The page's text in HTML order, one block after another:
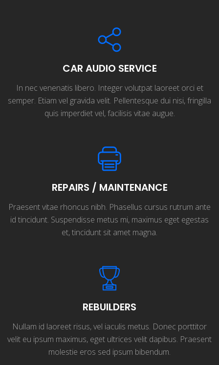
CAR AUDIO SERVICE
In nec venenatis libero. Integer volutpat laoreet orci et
semper. Etiam vel gravida velit. Pellentesque dui nisi, fringilla
quis imperdiet vel, facilisis vitae augue.
REPAIRS / MAINTENANCE
Praesent vitae rhoncus nibh. Phasellus cursus rutrum ante
id tincidunt. Suspendisse metus mi, maximus eget egestas
et, tincidunt sit amet magna.
REBUILDERS
Nullam id laoreet risus, vel iaculis metus. Donec porttitor
velit eu ipsum maximus, eget ultrices velit dapibus. Praesent
molestie eros sed ipsum bibendum.